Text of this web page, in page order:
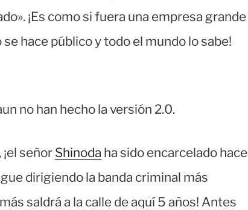
¡Es como si fuera una empresa grande
hace público y todo el mundo lo sabe!
no han hecho la versión 2.0.
señor Shinoda ha sido encarcelado hace
dirigiendo la banda criminal más
saldrá a la calle de aquí 5 años! Antes